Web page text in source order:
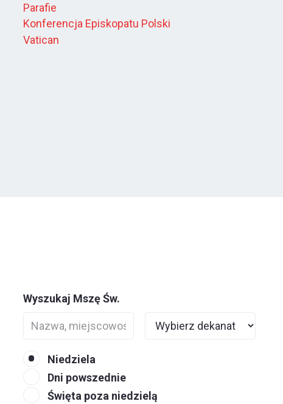
Parafie
Konferencja Episkopatu Polski
Vatican
Wyszukaj Mszę Św.
Niedziela
Dni powszednie
Święta poza niedzielą